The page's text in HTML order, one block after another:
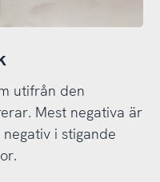
utifrån den
Mest negativa är
i stigande